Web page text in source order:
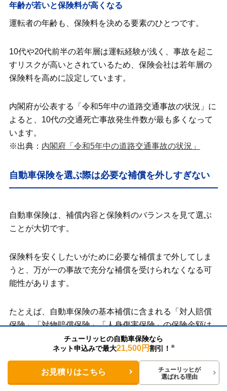
年齢が若いと保険料が高くなる
運転者の年齢も、保険料を決める要素のひとつです。
10代や20代前半の若年層は運転経験が浅く、事故を起こ
すリスクが高いとされているため、保険会社は若年層の
保険料を高めに設定しています。
内閣府が公表する「令和5年中の道路交通事故の状況」に
よると、10代の交通死亡事故発生件数が最も多くなって
います。
※出典： 内閣府「令和5年中の道路交通事故の状況」
自動車保険を選ぶ際は必要な補償を外しすぎない
自動車保険は、補償内容と保険料のバランスを見て選ぶ
ことが大切です。
保険料を安くしたいがために必要な補償まで外してしま
うと、万が一の事故で充分な補償を受けられなくなる可
能性があります。
たとえば、自動車保険の基本補償に含まれる「対人賠償
保険」「対物賠償保険」「人身傷害保険」の保険金額は
自分で決められますが、保険料を抑えるために低く設定
すると、万が一の際に充分な補償を受けられません。事
故によっては損害額や賠償額が高額となり得るため「無
制限」に設定することをおすすめします。
チューリッヒの自動車保険なら
ネット申込みで最大21,500円割引！ ※
お見積りはこちら
チューリッヒが
選ばれる理由